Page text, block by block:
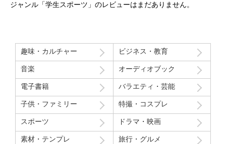
ジャンル「学生スポーツ」のレビューはまだありません。
趣味・カルチャー ビジネス・教育
音楽 オーディオブック
電子書籍 バラエティ・芸能
子供・ファミリー 特撮・コスプレ
スポーツ ドラマ・映画
素材・テンプレ 旅行・グルメ